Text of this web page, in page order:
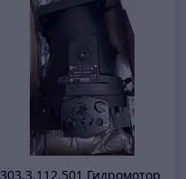
303.3.112.501 Гидромотор